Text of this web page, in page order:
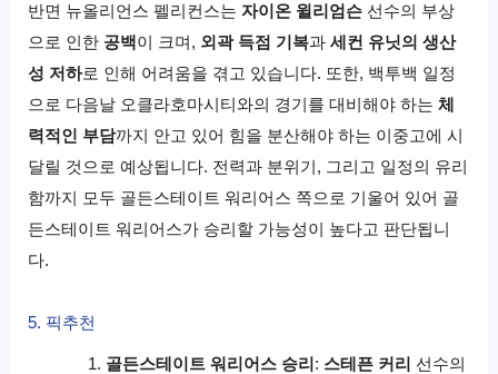
반면 뉴올리언스 펠리컨스는자이온 윌리엄슨 선수의 부상
으로 인한 공백이 크며, 외곽 득점 기복과세컨 유닛의 생산
성 저하로 인해 어려움을 겪고 있습니다. 또한, 백투백 일정
으로 다음날 오클라호마시티와의 경기를 대비해야 하는체
력적인 부담까지 안고 있어 힘을 분산해야 하는 이중고에 시
달릴 것으로 예상됩니다. 전력과 분위기, 그리고 일정의 유리
함까지 모두 골든스테이트 워리어스 쪽으로 기울어 있어 골
든스테이트 워리어스가 승리할 가능성이 높다고 판단됩니
다.
5. 픽추천
골든스테이트 워리어스 승리 : 스테픈 커리 선수의